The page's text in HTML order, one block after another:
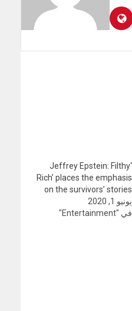
‘Jeffrey Epstein: Filthy
Rich’ places the emphasis
on the survivors’ stories
يونيو 1, 2020
في "Entertainment"